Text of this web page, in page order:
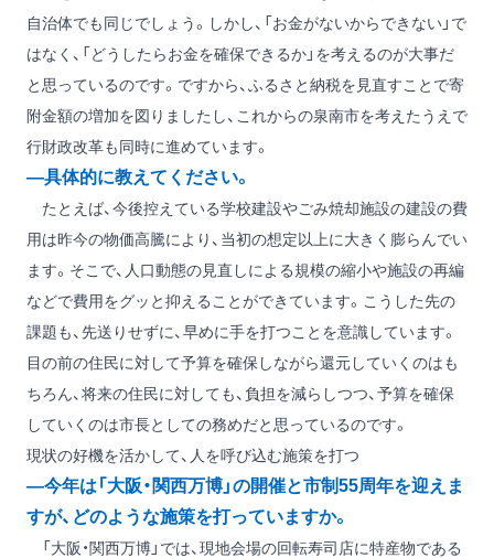
自治体でも同じでしょう。しかし、「お金がないからできない」で
はなく、「どうしたらお金を確保できるか」を考えるのが大事だ
と思っているのです。ですから、ふるさと納税を見直すことで寄
附金額の増加を図りましたし、これからの泉南市を考えたうえで
行財政改革も同時に進めています。
―具体的に教えてください。
たとえば、今後控えている学校建設やごみ焼却施設の建設の費
用は昨今の物価高騰により、当初の想定以上に大きく膨らんでい
ます。そこで、人口動態の見直しによる規模の縮小や施設の再編
などで費用をグッと抑えることができています。こうした先の
課題も、先送りせずに、早めに手を打つことを意識しています。
目の前の住民に対して予算を確保しながら還元していくのはも
ちろん、将来の住民に対しても、負担を減らしつつ、予算を確保
していくのは市長としての務めだと思っているのです。
現状の好機を活かして、人を呼び込む施策を打つ
―今年は「大阪・関西万博」の開催と市制55周年を迎えま
すが、どのような施策を打っていますか。
「大阪・関西万博」では、現地会場の回転寿司店に特産物である